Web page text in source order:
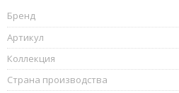
Бренд
Артикул
Коллекция
Страна производства